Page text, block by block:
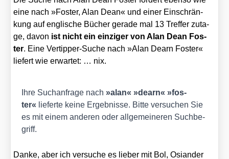
eine nach »Fos­ter, Alan Dean« und einer Ein­schrän­
kung auf eng­li­sche Bücher gera­de mal 13 Tref­fer zuta­
ge, davon ist nicht ein ein­zi­ger von Alan Dean Fos­
ter. Eine Ver­tip­per-Suche nach »Alan Dearn Fos­ter«
lie­fert wie erwar­tet: … nix.
Ihre Such­an­fra­ge nach»alan« »dearn« »fos­
ter« lie­fer­te kei­ne Ergeb­nis­se. Bit­te ver­su­chen Sie
es mit einem ande­ren oder all­ge­mei­ne­ren Such­be­
griff.
Dan­ke, aber ich ver­su­che es lie­ber mit Bol, Osi­an­der